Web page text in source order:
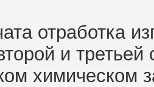
отработка
и
химическом